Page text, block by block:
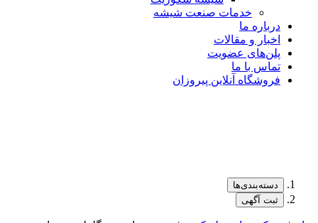
خدمات صنعت شیشه
درباره ما
اخبار و مقالات
پلن‌های عضویت
تماس با ما
فروشگاه آنلاین پیروزان
دسته‌بندی‌ها
ثبت آگهی